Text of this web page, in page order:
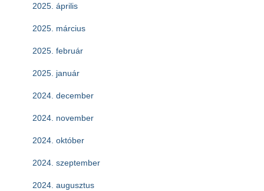
2025. április
2025. március
2025. február
2025. január
2024. december
2024. november
2024. október
2024. szeptember
2024. augusztus